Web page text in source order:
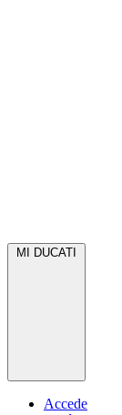
MI DUCATI
Accede